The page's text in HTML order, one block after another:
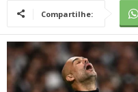
Compartilhe: